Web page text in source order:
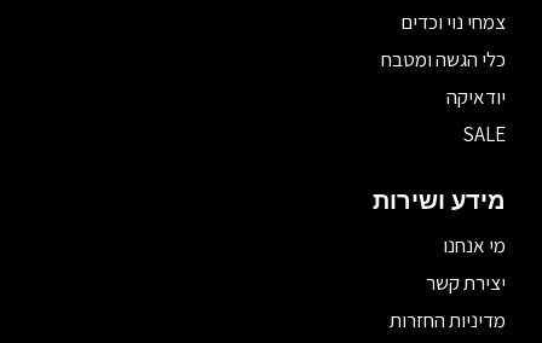
צמחי נוי וכדים
כלי הגשה ומטבח
יודאיקה
SALE
מידע ושירות
מי אנחנו
יצירת קשר
מדיניות החזרות